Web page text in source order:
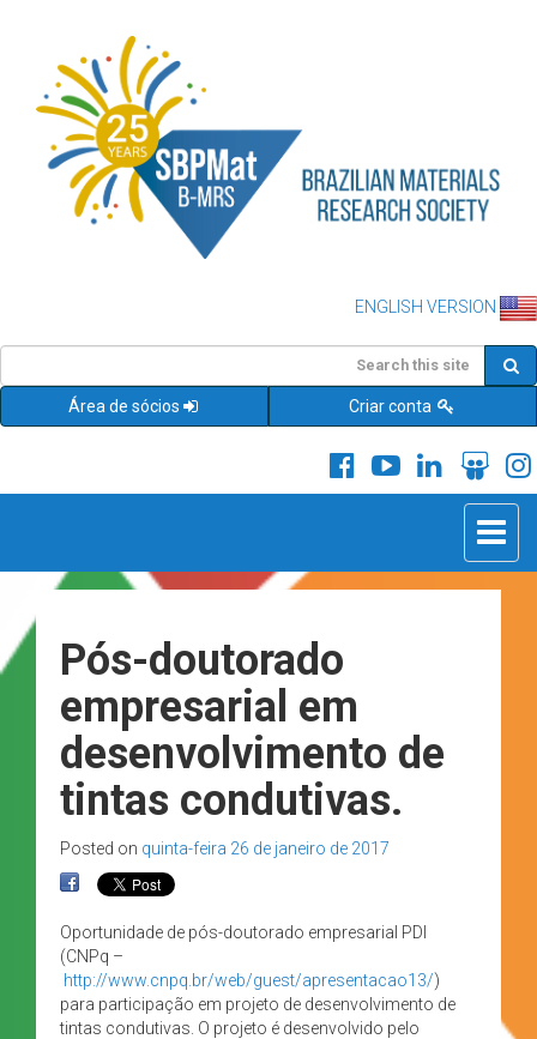
ENGLISH VERSION
Área de sócios Criar conta
Toggle
Pós-doutorado
empresarial em
desenvolvimento de
tintas condutivas.
Posted on quinta-feira 26 de janeiro de 2017
Oportunidade de pós-doutorado empresarial PDI
(CNPq –
http://www.cnpq.br/web/guest/apresentacao13/)
para participação em projeto de desenvolvimento de
tintas condutivas. O projeto é desenvolvido pelo